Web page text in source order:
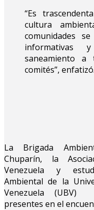
“Es
cultura
comunidades
informativas
saneamiento a
comités”, enfatizó.
La Brigada
Chuparín, la
Venezuela y
Ambiental de la
Venezuela (UBV)
presentes en el